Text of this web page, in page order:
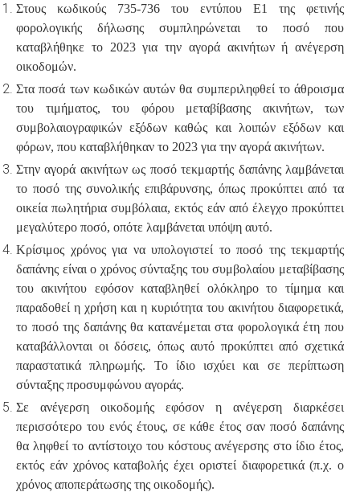
Στους κωδικούς 735-736 του εντύπου Ε1 της φετινής
φορολογικής δήλωσης συμπληρώνεται το ποσό που
καταβλήθηκε το 2023 για την αγορά ακινήτων ή ανέγερση
οικοδομών.
Στα ποσά των κωδικών αυτών θα συμπεριληφθεί το άθροισμα
του τιμήματος, του φόρου μεταβίβασης ακινήτων, των
συμβολαιογραφικών εξόδων καθώς και λοιπών εξόδων και
φόρων, που καταβλήθηκαν το 2023 για την αγορά ακινήτων.
Στην αγορά ακινήτων ως ποσό τεκμαρτής δαπάνης λαμβάνεται
το ποσό της συνολικής επιβάρυνσης, όπως προκύπτει από τα
οικεία πωλητήρια συμβόλαια, εκτός εάν από έλεγχο προκύπτει
μεγαλύτερο ποσό, οπότε λαμβάνεται υπόψη αυτό.
Κρίσιμος χρόνος για να υπολογιστεί το ποσό της τεκμαρτής
δαπάνης είναι ο χρόνος σύνταξης του συμβολαίου μεταβίβασης
του ακινήτου εφόσον καταβληθεί ολόκληρο το τίμημα και
παραδοθεί η χρήση και η κυριότητα του ακινήτου διαφορετικά,
το ποσό της δαπάνης θα κατανέμεται στα φορολογικά έτη που
καταβάλλονται οι δόσεις, όπως αυτό προκύπτει από σχετικά
παραστατικά πληρωμής. Το ίδιο ισχύει και σε περίπτωση
σύνταξης προσυμφώνου αγοράς.
Σε ανέγερση οικοδομής εφόσον η ανέγερση διαρκέσει
περισσότερο του ενός έτους, σε κάθε έτος σαν ποσό δαπάνης
θα ληφθεί το αντίστοιχο του κόστους ανέγερσης στο ίδιο έτος,
εκτός εάν χρόνος καταβολής έχει οριστεί διαφορετικά (π.χ. ο
χρόνος αποπεράτωσης της οικοδομής).